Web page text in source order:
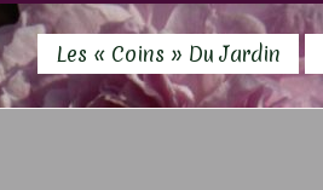
Les « Coins » Du Jardin